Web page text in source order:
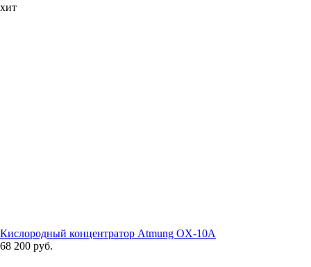
хит
Кислородный концентратор Atmung OX-10A
68 200 руб.